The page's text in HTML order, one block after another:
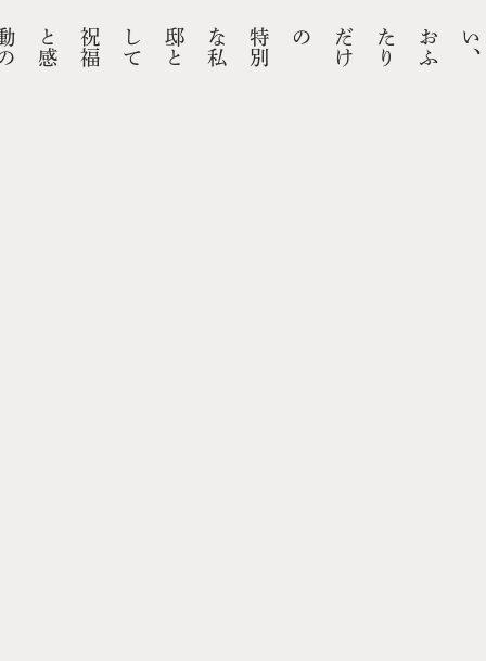
の
特
別
な
私
邸
と
し
て
祝
福
と
感
動
の
1
日
を